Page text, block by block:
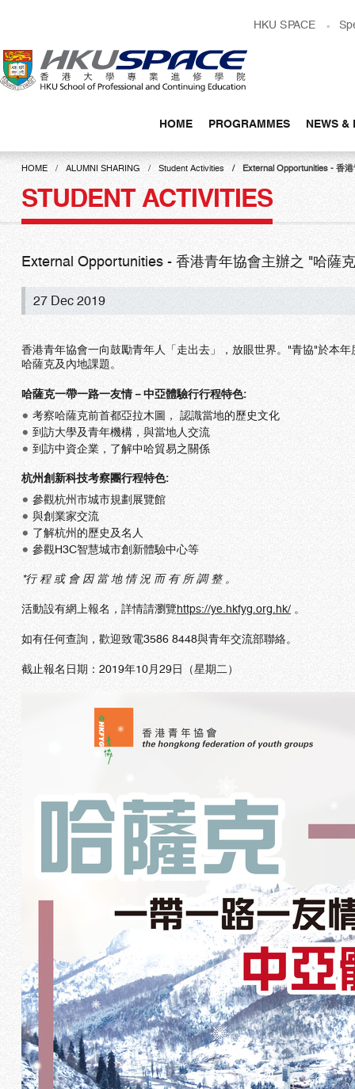
content
HKU SPACE
HOME PROGRAMMES NEWS &
Main
contentHOME ALUMNI SHARING Student Activities External Opportunities - 香
STUDENT ACTIVITIES
External Opportunities - 香港青年協會主辦之 "哈薩
27 Dec 2019
香港青年協會一向鼓勵青年人「走出去」，放眼世界。"青協"於本
哈薩克及內地課題。
哈薩克一帶一路一友情－中亞體驗行行程特色:
考察哈薩克前首都亞拉木圖， 認識當地的歷史文化
到訪大學及青年機構，與當地人交流
到訪中資企業，了解中哈貿易之關係
杭州創新科技考察團行程特色:
參觀杭州市城市規劃展覽館
與創業家交流
了解杭州的歷史及名人
參觀H3C智慧城市創新體驗中心等
*行 程 或 會 因 當 地 情 況 而 有 所 調 整 。
活動設有網上報名，詳情請瀏覽https://ye.hkfyg.org.hk/ 。
如有任何查詢，歡迎致電3586 8448與青年交流部聯絡。
截止報名日期：2019年10月29日（星期二）